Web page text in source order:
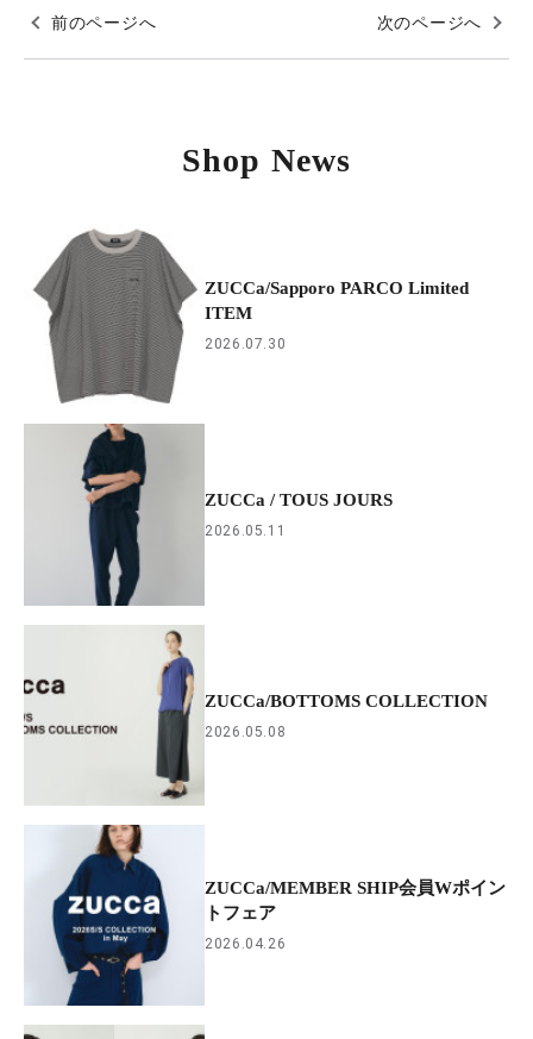
前のページへ 次のページへ
Shop News
ZUCCa/Sapporo PARCO Limited
ITEM
2026.07.30
ZUCCa / TOUS JOURS
2026.05.11
ZUCCa/BOTTOMS COLLECTION
2026.05.08
ZUCCa/MEMBER SHIP会員Wポイン
トフェア
2026.04.26